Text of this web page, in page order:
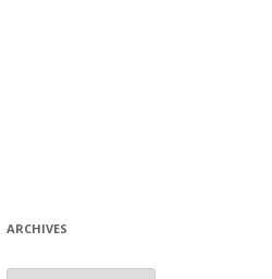
ARCHIVES
Archives